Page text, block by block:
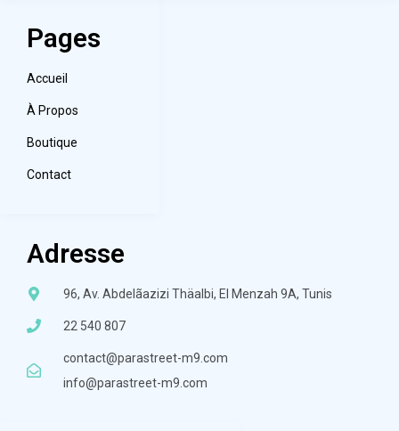
Pages
Accueil
À Propos
Boutique
Contact
Adresse
96, Av. Abdelãazizi Thäalbi, El Menzah 9A, Tunis
22 540 807
contact@parastreet-m9.com
info@parastreet-m9.com